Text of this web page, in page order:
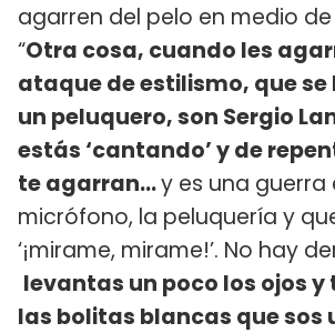
agarren del pelo en medio
“Otra cosa, cuando les
ataque de estilismo, que se
un peluquero, son Sergio
estás ‘cantando’ y de
te agarran…y es una guerra
micrófono, la peluquería y
‘¡mirame, mirame!’. No hay
levantas un poco los ojos y
las bolitas blancas que sos